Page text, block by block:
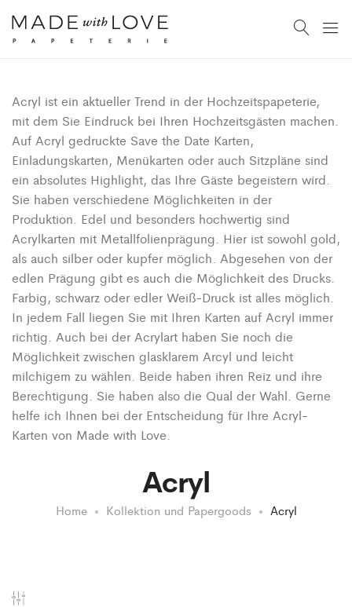
Acryl ist ein aktueller Trend in der Hochzeitspapeterie,
mit dem Sie Eindruck bei Ihren Hochzeitsgästen machen.
Auf Acryl gedruckte Save the Date Karten,
Einladungskarten, Menükarten oder auch Sitzpläne sind
ein absolutes Highlight, das Ihre Gäste begeistern wird.
Sie haben verschiedene Möglichkeiten in der
Produktion. Edel und besonders hochwertig sind
Acrylkarten mit Metallfolienprägung. Hier ist sowohl gold,
als auch silber oder kupfer möglich. Abgesehen von der
edlen Prägung gibt es auch die Möglichkeit des Drucks.
Farbig, schwarz oder edler Weiß-Druck ist alles möglich.
In jedem Fall liegen Sie mit Ihren Karten auf Acryl immer
richtig. Auch bei der Acrylart haben Sie noch die
Möglichkeit zwischen glasklarem Arcyl und leicht
milchigem zu wählen. Beide haben ihren Reiz und ihre
Berechtigung. Sie haben also die Qual der Wahl. Gerne
helfe ich Ihnen bei der Entscheidung für Ihre Acryl-
Karten von Made with Love.
Acryl
Home Kollektion und Papergoods Acryl